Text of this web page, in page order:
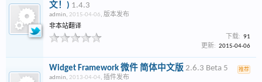
文！) 1.4.3
admin, 2015-04-06, 版本发布
非本站翻译
下载: 91
更新: 2015-04-06
推荐
Widget Framework 微件 简体中文版 2.6.3 Beta 5
admin, 2013-04-04, 插件发布